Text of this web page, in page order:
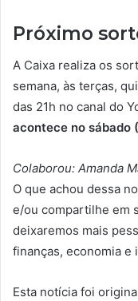
Próximo
A Caixa realiza os
semana, às terças,
das 21h no canal do
acontece no sábado
Colaborou: Amanda
O que achou dessa
e/ou compartilhe em
deixaremos mais
finanças, economia e
Esta notícia foi